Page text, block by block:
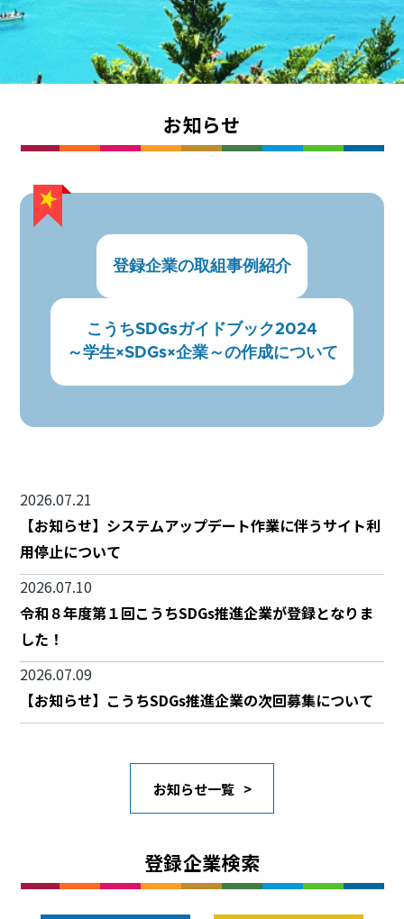
お知らせ
登録企業の取組事例紹介
こうちSDGsガイドブック2024
～学生×SDGs×企業～の作成について
2026.07.21
【お知らせ】システムアップデート作業に伴うサイト利
用停止について
2026.07.10
令和８年度第１回こうちSDGs推進企業が登録となりま
した！
2026.07.09
【お知らせ】こうちSDGs推進企業の次回募集について
お知らせ一覧
登録企業検索